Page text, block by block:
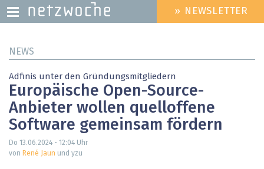
zum
HEADER
MENU
» NEWSLETTER
NEWS
Adfinis unter den Gründungsmitgliedern
Europäische Open-Source-
Anbieter wollen quelloffene
Software gemeinsam fördern
Do 13.06.2024 - 12:04 Uhr
von René Jaun und yzu